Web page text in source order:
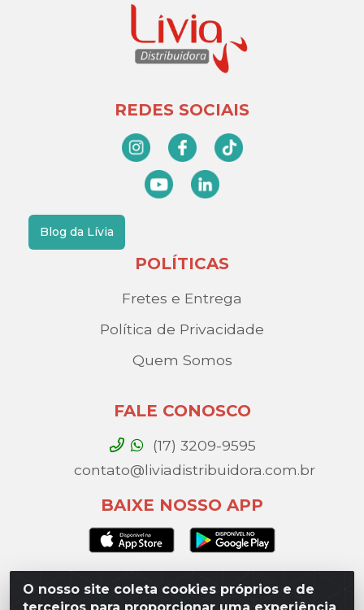
O nosso site coleta cookies próprios e de
REDES SOCIAIS
Blog da Lívia
POLÍTICAS
Fretes e Entrega
Política de Privacidade
Quem Somos
FALE CONOSCO
(17) 3209-9595
contato@liviadistribuidora.com.br
BAIXE NOSSO APP
Lívia Distribuidora - Av. Percy Gandini, 329 – Vila